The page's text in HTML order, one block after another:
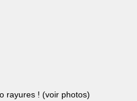
rayures ! (voir photos)